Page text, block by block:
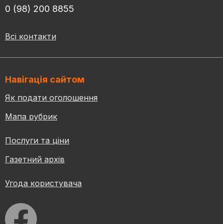
0 (98) 200 8855
Всі контакти
Навігація сайтом
Як подати оголошення
Мапа рубрик
Послуги та ціни
Газетний архів
Угода користувача